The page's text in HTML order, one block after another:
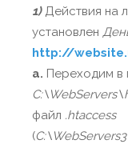
1)Действия на
установлен
http://
а. Переходим в
файл .htaccess
(